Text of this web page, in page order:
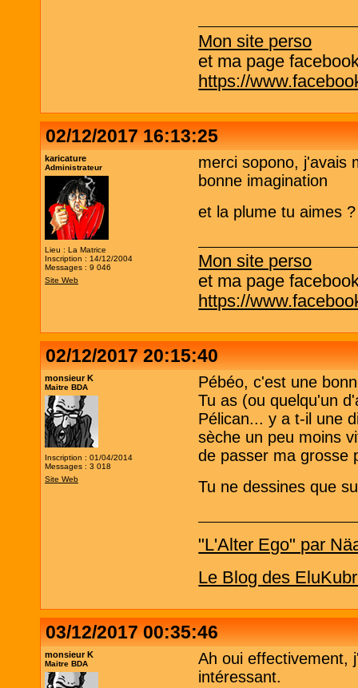
Mon site perso
et ma page
https://
02/12/2017 16:13:25
karicature
Administrateur
Lieu : La Matrice
Inscription : 14/12/2004
Messages : 9 046
Site Web
merci sopono, j'avais
bonne imagination
et la plume tu aimes
Mon site perso
et ma page
https://
02/12/2017 20:15:40
monsieur K
Maitre BDA
Inscription : 01/04/2014
Messages : 3 018
Site Web
Pébéo, c'est une
Tu as (ou quelqu'un
Pélican... y a t-il une
sèche un peu moins
de passer ma grosse
Tu ne dessines que
"L'Alter Ego" par
Le Blog des
03/12/2017 00:35:46
monsieur K
Maitre BDA
Ah oui effectivement,
intéressant.